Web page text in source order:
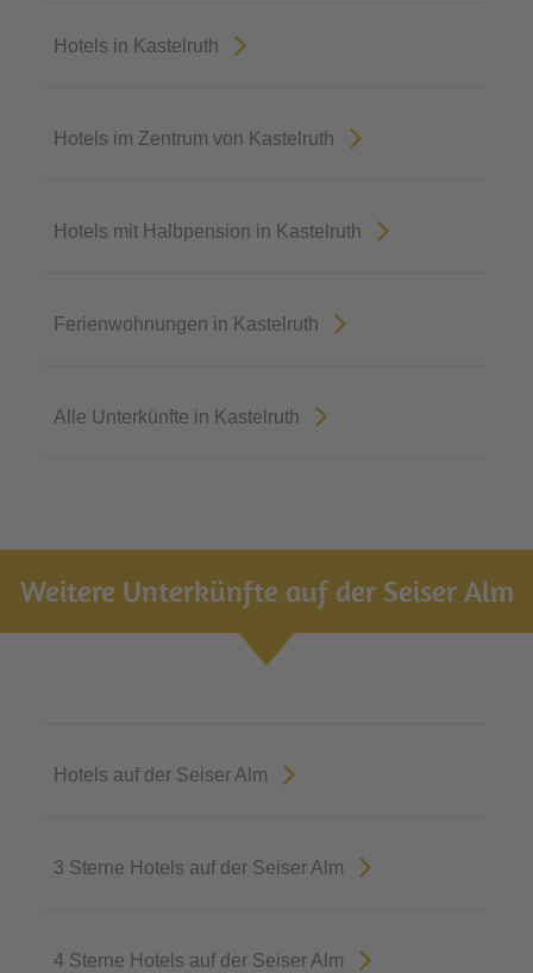
Hotels in Kastelruth
Hotels im Zentrum von Kastelruth
Hotels mit Halbpension in Kastelruth
Ferienwohnungen in Kastelruth
Alle Unterkünfte in Kastelruth
Weitere Unterkünfte auf der Seiser Alm
Hotels auf der Seiser Alm
3 Sterne Hotels auf der Seiser Alm
4 Sterne Hotels auf der Seiser Alm